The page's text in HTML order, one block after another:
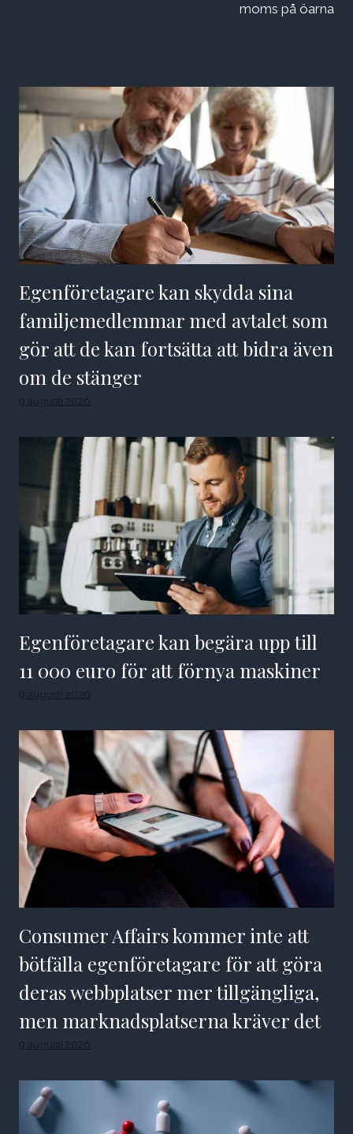
moms på öarna
Egenföretagare kan skydda sina
familjemedlemmar med avtalet som
gör att de kan fortsätta att bidra även
om de stänger
9 augusti 2026
Egenföretagare kan begära upp till
11 000 euro för att förnya maskiner
9 augusti 2026
Consumer Affairs kommer inte att
bötfälla egenföretagare för att göra
deras webbplatser mer tillgängliga,
men marknadsplatserna kräver det
9 augusti 2026